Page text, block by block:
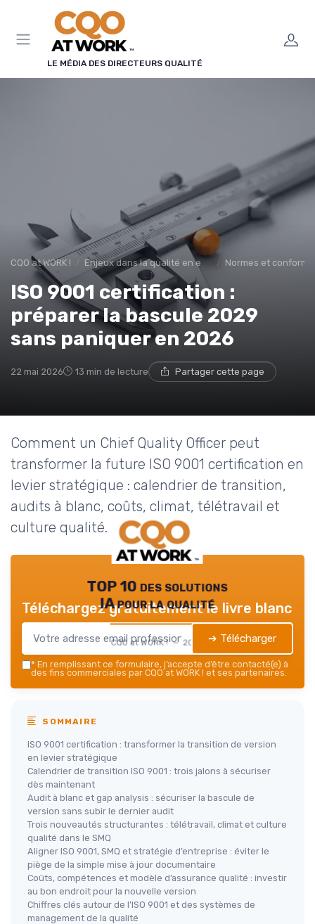
LE MÉDIA DES DIRECTEURS QUALITÉ
CQO at WORK ! Enjeux dans la qualité en entreprise Normes et
ISO 9001 certification :
préparer la bascule 2029
sans paniquer en 2026
22 mai 2026 13 min de lecture Partager cette page
Comment un Chief Quality Officer peut
transformer la future ISO 9001 certification en
levier stratégique : calendrier de transition,
audits à blanc, coûts, climat, télétravail et
culture qualité.
TOP 10 des solutions
IA pour la qualité
CQO at WORK ! — 2026
Téléchargez gratuitement le livre blanc
➔ Télécharger
* En remplissant ce formulaire, j’accepte d’être contacté(e) à
des fins commerciales par CQO at WORK ! et ses partenaires.
SOMMAIRE
ISO 9001 certification : transformer la transition de version
en levier stratégique
Calendrier de transition ISO 9001 : trois jalons à sécuriser
dès maintenant
Audit à blanc et gap analysis : sécuriser la bascule de
version sans subir le dernier audit
Trois nouveautés structurantes : télétravail, climat et culture
qualité dans le SMQ
Aligner ISO 9001, SMQ et stratégie d’entreprise : éviter le
piège de la simple mise à jour documentaire
Coûts, compétences et modèle d’assurance qualité : investir
au bon endroit pour la nouvelle version
Chiffres clés autour de l’ISO 9001 et des systèmes de
management de la qualité
Panneau de gestion des cookies